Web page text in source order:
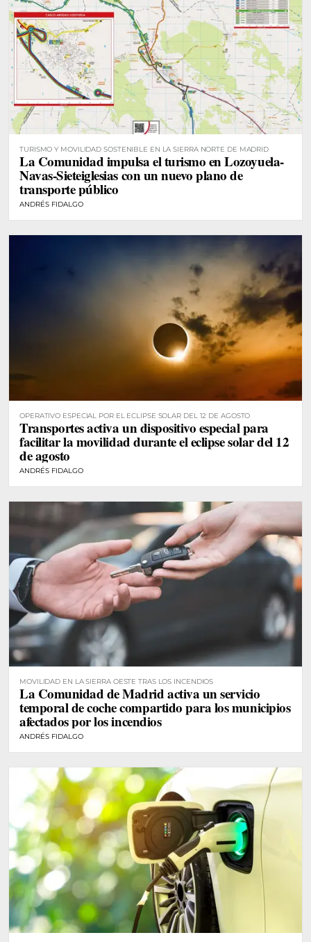
TURISMO Y MOVILIDAD SOSTENIBLE EN LA SIERRA NORTE DE MADRID
La Comunidad impulsa el turismo en Lozoyuela-
Navas-Sieteiglesias con un nuevo plano de
transporte público
ANDRÉS FIDALGO
OPERATIVO ESPECIAL POR EL ECLIPSE SOLAR DEL 12 DE AGOSTO
Transportes activa un dispositivo especial para
facilitar la movilidad durante el eclipse solar del 12
de agosto
ANDRÉS FIDALGO
MOVILIDAD EN LA SIERRA OESTE TRAS LOS INCENDIOS
La Comunidad de Madrid activa un servicio
temporal de coche compartido para los municipios
afectados por los incendios
ANDRÉS FIDALGO